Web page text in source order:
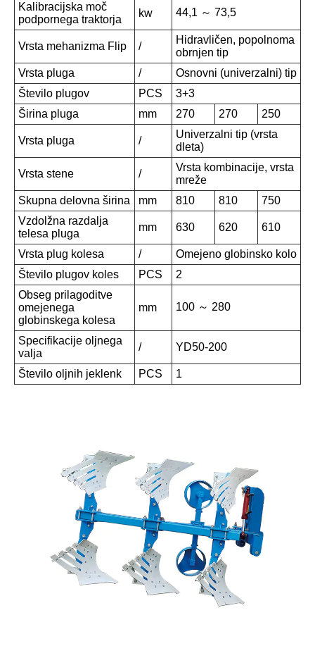
Kalibracijska moč
podpornega traktorja
kw 44,1 ～ 73,5
Vrsta mehanizma Flip /
Hidravličen, popolnoma
obrnjen tip
Vrsta pluga
/
Osnovni (univerzalni) tip
Število plugov
PCS
3+3
Širina pluga
mm 270 270 250
Vrsta pluga /
Univerzalni tip (vrsta
dleta)
Vrsta stene /
Vrsta kombinacije, vrsta
mreže
Skupna delovna širina
mm 810 810
750
Vzdolžna razdalja
telesa pluga
mm 630 620 610
Vrsta plug kolesa /
Omejeno globinsko kolo
Število plugov koles
PCS
2
Obseg prilagoditve
omejenega
globinskega kolesa
mm 100 ～ 280
Specifikacije oljnega
valja
/ YD50-200
Število oljnih jeklenk PCS 1